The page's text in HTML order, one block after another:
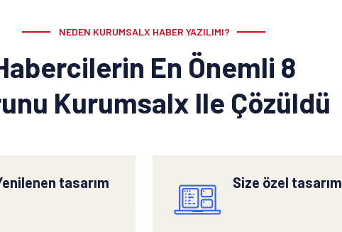
NEDEN KURUMSALX HABER YAZILIMI?
En Önemli 8
Kurumsalx Ile Çözüldü
tasarım Size özel tasarım